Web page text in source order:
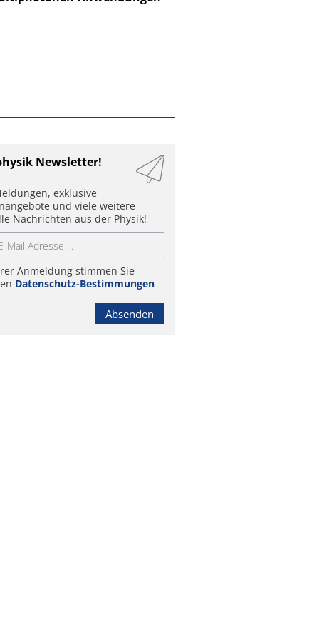
Newsletter!
exklusive
und viele weitere
Nachrichten aus der Physik!
Anmeldung stimmen Sie
Datenschutz-Bestimmungen
Absenden